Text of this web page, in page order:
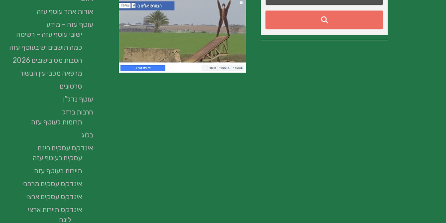
אודות אתר עוטף עזה
עוטף עזה – מידע
ישובי עוטף עזה – רשימה
כמה תושבים יש בעוטף עזה
הטבות מס בישובים 2026
מרפאה מכבי עין הבשור
סרטונים
עוטף נדל”ן
חרבות ברזל
תרומות לעוטף עזה
בלוג
אינדקס עסקים חינם
עסקים בעוטף עזה
תיירות בעוטף עזה
אינדקס עסקים מרחבי
אינדקס עסקים ארצי
אינדקס תיירות ארצי
לינה